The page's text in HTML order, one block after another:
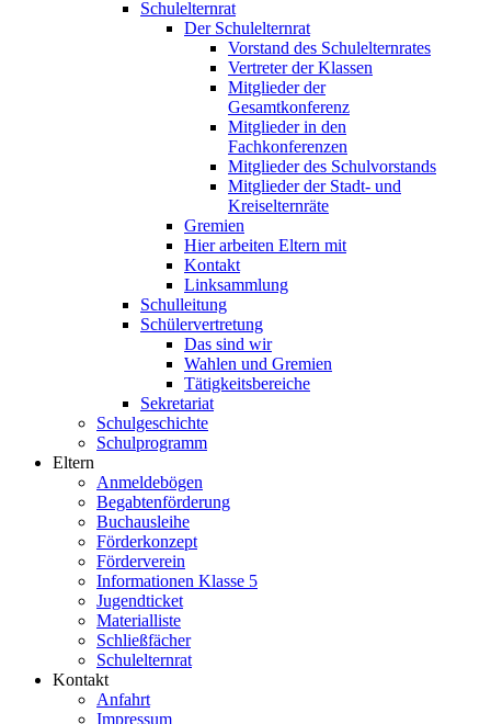
Schulelternrat
Der Schulelternrat
Vorstand des Schulelternrates
Vertreter der Klassen
Mitglieder der
Gesamtkonferenz
Mitglieder in den
Fachkonferenzen
Mitglieder des Schulvorstands
Mitglieder der Stadt- und
Kreiselternräte
Gremien
Hier arbeiten Eltern mit
Kontakt
Linksammlung
Schulleitung
Schülervertretung
Das sind wir
Wahlen und Gremien
Tätigkeitsbereiche
Sekretariat
Schulgeschichte
Schulprogramm
Eltern
Anmeldebögen
Begabtenförderung
Buchausleihe
Förderkonzept
Förderverein
Informationen Klasse 5
Jugendticket
Materialliste
Schließfächer
Schulelternrat
Kontakt
Anfahrt
Impressum